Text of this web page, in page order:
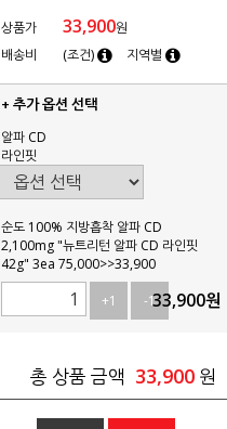
상품가 33,900원
배송비
(조건) 지역별
+ 추가 옵션 선택
알파 CD
라인핏
순도 100% 지방흡착 알파 CD
2,100mg "뉴트리턴 알파 CD 라인핏
42g" 3ea 75,000>>33,900
+1
-133,900원
총 상품 금액 33,900 원